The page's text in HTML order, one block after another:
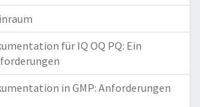
für IQ OQ PQ: Ein
in GMP: Anforderungen